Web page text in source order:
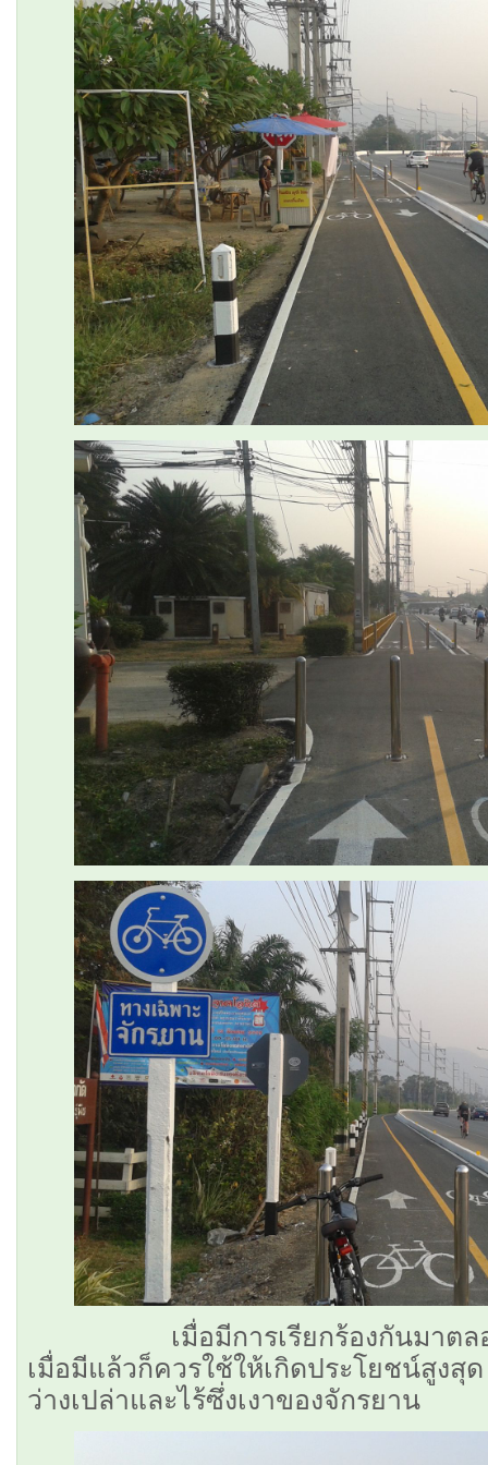
เมื่อมีการเรียกร้องกันมาตลอด
เมื่อมีแล้วก็ควรใช้ให้เกิดประโยชน์สูงสุ
ว่างเปล่าและไร้ซึ่งเงาของจักรยาน